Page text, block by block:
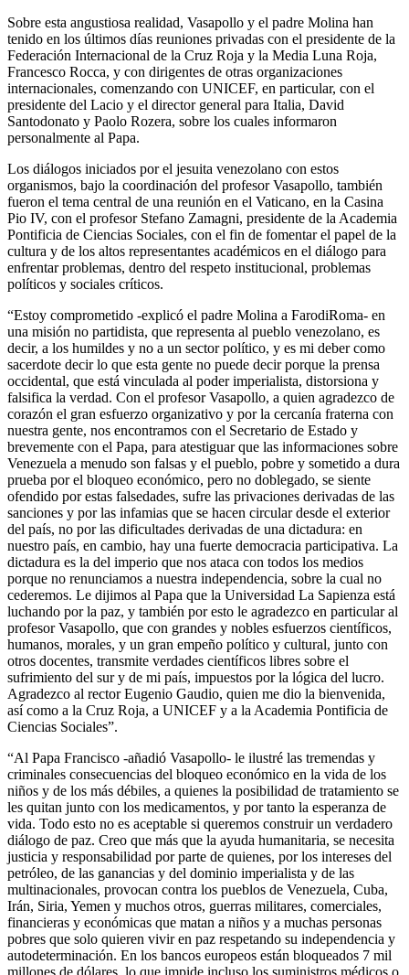
Sobre esta angustiosa realidad, Vasapollo y el padre Molina han
tenido en los últimos días reuniones privadas con el presidente de la
Federación Internacional de la Cruz Roja y la Media Luna Roja,
Francesco Rocca, y con dirigentes de otras organizaciones
internacionales, comenzando con UNICEF, en particular, con el
presidente del Lacio y el director general para Italia, David
Santodonato y Paolo Rozera, sobre los cuales informaron
personalmente al Papa.
Los diálogos iniciados por el jesuita venezolano con estos
organismos, bajo la coordinación del profesor Vasapollo, también
fueron el tema central de una reunión en el Vaticano, en la Casina
Pio IV, con el profesor Stefano Zamagni, presidente de la Academia
Pontificia de Ciencias Sociales, con el fin de fomentar el papel de la
cultura y de los altos representantes académicos en el diálogo para
enfrentar problemas, dentro del respeto institucional, problemas
políticos y sociales críticos.
“Estoy comprometido -explicó el padre Molina a FarodiRoma- en
una misión no partidista, que representa al pueblo venezolano, es
decir, a los humildes y no a un sector político, y es mi deber como
sacerdote decir lo que esta gente no puede decir porque la prensa
occidental, que está vinculada al poder imperialista, distorsiona y
falsifica la verdad. Con el profesor Vasapollo, a quien agradezco de
corazón el gran esfuerzo organizativo y por la cercanía fraterna con
nuestra gente, nos encontramos con el Secretario de Estado y
brevemente con el Papa, para atestiguar que las informaciones sobre
Venezuela a menudo son falsas y el pueblo, pobre y sometido a dura
prueba por el bloqueo económico, pero no doblegado, se siente
ofendido por estas falsedades, sufre las privaciones derivadas de las
sanciones y por las infamias que se hacen circular desde el exterior
del país, no por las dificultades derivadas de una dictadura: en
nuestro país, en cambio, hay una fuerte democracia participativa. La
dictadura es la del imperio que nos ataca con todos los medios
porque no renunciamos a nuestra independencia, sobre la cual no
cederemos. Le dijimos al Papa que la Universidad La Sapienza está
luchando por la paz, y también por esto le agradezco en particular al
profesor Vasapollo, que con grandes y nobles esfuerzos científicos,
humanos, morales, y un gran empeño político y cultural, junto con
otros docentes, transmite verdades científicos libres sobre el
sufrimiento del sur y de mi país, impuestos por la lógica del lucro.
Agradezco al rector Eugenio Gaudio, quien me dio la bienvenida,
así como a la Cruz Roja, a UNICEF y a la Academia Pontificia de
Ciencias Sociales”.
“Al Papa Francisco -añadió Vasapollo- le ilustré las tremendas y
criminales consecuencias del bloqueo económico en la vida de los
niños y de los más débiles, a quienes la posibilidad de tratamiento se
les quitan junto con los medicamentos, y por tanto la esperanza de
vida. Todo esto no es aceptable si queremos construir un verdadero
diálogo de paz. Creo que más que la ayuda humanitaria, se necesita
justicia y responsabilidad por parte de quienes, por los intereses del
petróleo, de las ganancias y del dominio imperialista y de las
multinacionales, provocan contra los pueblos de Venezuela, Cuba,
Irán, Siria, Yemen y muchos otros, guerras militares, comerciales,
financieras y económicas que matan a niños y a muchas personas
pobres que solo quieren vivir en paz respetando su independencia y
autodeterminación. En los bancos europeos están bloqueados 7 mil
millones de dólares, lo que impide incluso los suministros médicos o